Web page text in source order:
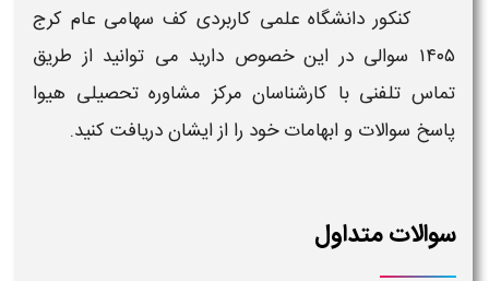
کنکور دانشگاه علمی کاربردی کف سهامی عام کرج
۱۴۰۵ سوالی در این خصوص دارید می توانید از طریق
تماس تلفنی با کارشناسان مرکز مشاوره تحصیلی هیوا
پاسخ سوالات و ابهامات خود را از ایشان دریافت کنید.
سوالات متداول